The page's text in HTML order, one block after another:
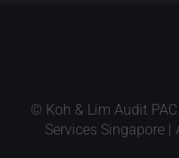
© Koh & Lim Audit
Services Singapore